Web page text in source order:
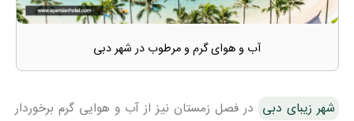
آب و هوای گرم و مرطوب در شهر دبی
شهر زیبای دبی در فصل زمستان نیز از آب و هوایی گرم برخوردار